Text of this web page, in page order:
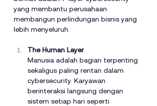
yang membantu perusahaan
membangun perlindungan bisnis yang
lebih menyeluruh.
The Human Layer
Manusia adalah bagian terpenting
sekaligus paling rentan dalam
cybersecurity. Karyawan
berinteraksi langsung dengan
sistem setiap hari seperti